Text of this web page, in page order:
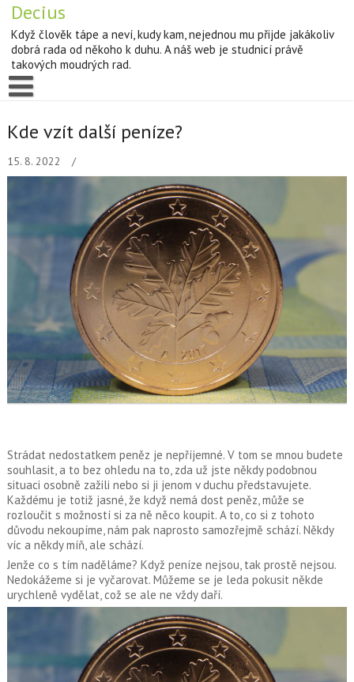
Decius
Když člověk tápe a neví, kudy kam, nejednou mu přijde jakákoliv
dobrá rada od někoho k duhu. A náš web je studnicí právě
takových moudrých rad.
Kde vzít další peníze?
15. 8. 2022
Strádat nedostatkem peněz je nepříjemné. V tom se mnou budete
souhlasit, a to bez ohledu na to, zda už jste někdy podobnou
situaci osobně zažili nebo si ji jenom v duchu představujete.
Každému je totiž jasné, že když nemá dost peněz, může se
rozloučit s možností si za ně něco koupit. A to, co si z tohoto
důvodu nekoupíme, nám pak naprosto samozřejmě schází. Někdy
víc a někdy míň, ale schází.
Jenže co s tím naděláme? Když peníze nejsou, tak prostě nejsou.
Nedokážeme si je vyčarovat. Můžeme se je leda pokusit někde
urychleně vydělat, což se ale ne vždy daří.